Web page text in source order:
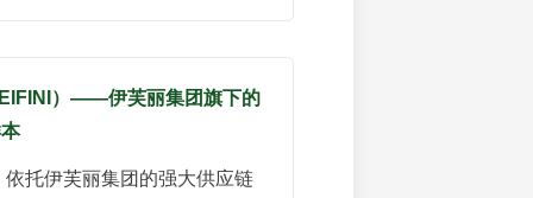
）——伊芙丽集团旗下的
依托伊芙丽集团的强大供应链